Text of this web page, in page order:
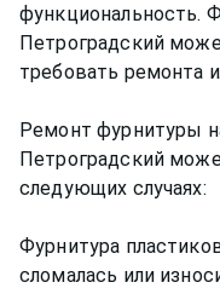
функциональность.
Петроградский
требовать ремонта
Ремонт фурнитуры
Петроградский
следующих случаях:
Фурнитура
сломалась или